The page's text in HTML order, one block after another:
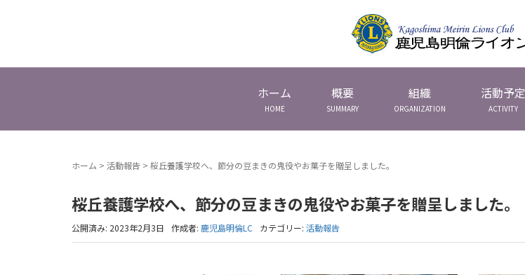
ホーム
HOME
概要
SUMMARY
組織
ORGANIZATION
活動予定
ACTIVITY
ホーム > 活動報告 > 桜丘養護学校へ、節分の豆まきの鬼役やお菓子を贈呈しました。
桜丘養護学校へ、節分の豆まきの鬼役やお菓子を贈呈しました。
公開済み: 2023年2月3日 作成者: 鹿児島明倫LC カテゴリー: 活動報告